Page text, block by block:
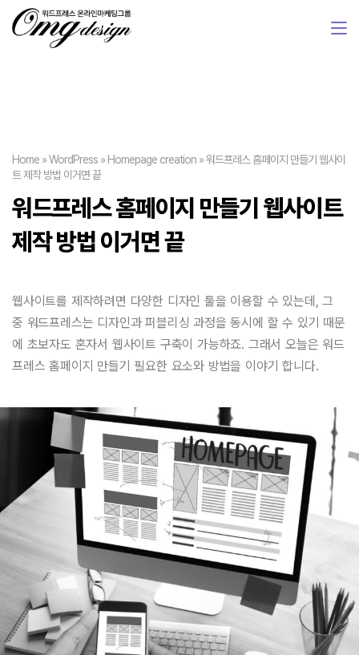
Home »WordPress » Homepage creation »워드프레스 홈페이지 만들기 웹사이
트 제작 방법 이거면 끝
워드프레스 홈페이지 만들기 웹사이트
제작 방법 이거면 끝
웹사이트를 제작하려면 다양한 디자인 툴을 이용할 수 있는데, 그
중 워드프레스는 디자인과 퍼블리싱 과정을 동시에 할 수 있기 때문
에 초보자도 혼자서 웹사이트 구축이 가능하죠. 그래서 오늘은 워드
프레스 홈페이지 만들기 필요한 요소와 방법을 이야기 합니다.